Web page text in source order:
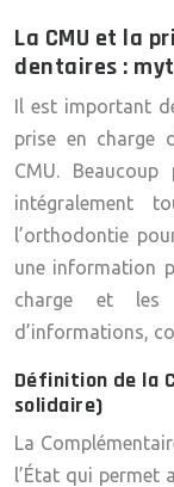
La CMU et la
dentaires :
Il est important
prise en charge
CMU.
intégralement
l’orthodontie
une information
charge et les
d’informations,
Définition de la
solidaire)
La
l’État qui permet